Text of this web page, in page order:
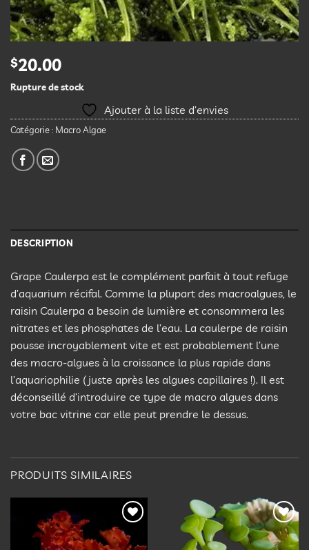
$20.00
Rupture de stock
Ajouter à la liste d’envies
Catégorie : Macro Algae
DESCRIPTION
Grape Caulerpa est le complément parfait à tout refuge
d’aquarium récifal. Comme la plupart des macroalgues, le
raisin Caulerpa a besoin de lumière et consommera les
nitrates et les phosphates de l’eau. La caulerpe de raisin
pousse incroyablement vite et est probablement l’une
des macro-algues à la croissance la plus rapide dans
l’aquariophilie (juste après les algues capillaires !). Il est
déconseillé d’introduire ce type de macro algues dans
votre bac vitrine car elle peut prendre le dessus.
PRODUITS SIMILAIRES
Ajouter
à la
Ajouter
à la